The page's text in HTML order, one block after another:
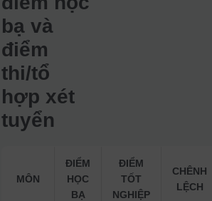
bạ và
điểm
thi/tổ
hợp xét
tuyển
MÔN
ĐIỂM
HỌC
BẠ
ĐIỂM
TỐT
NGHIỆP
CHÊNH
LỆCH